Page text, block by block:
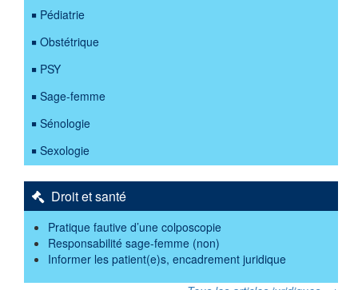
Pédiatrie
Obstétrique
PSY
Sage-femme
Sénologie
Sexologie
Droit et santé
Pratique fautive d’une colposcopie
Responsabilité sage-femme (non)
Informer les patient(e)s, encadrement juridique